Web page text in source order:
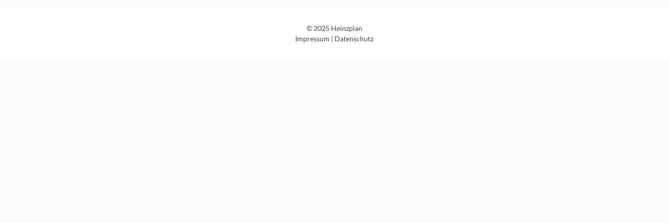
© 2025 Heinzplan
Impressum | Datenschutz